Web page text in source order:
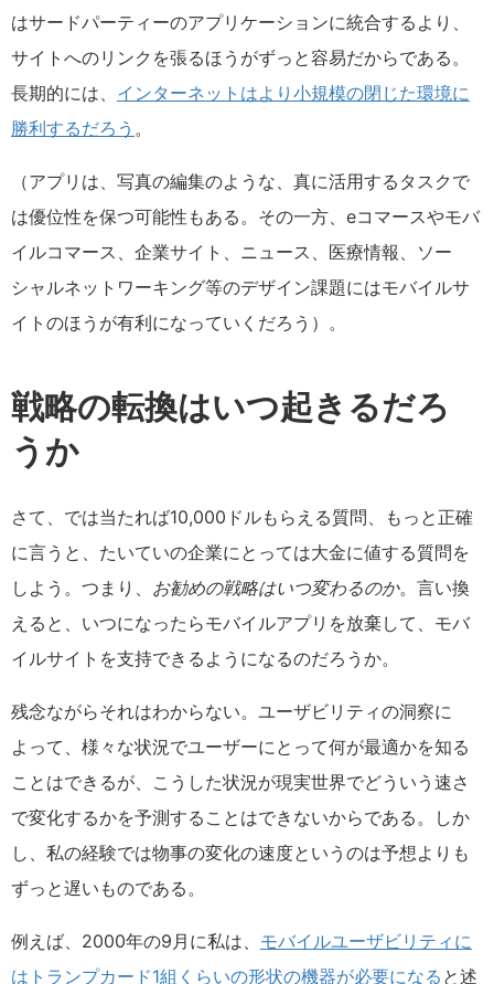
はサードパーティーのアプリケーションに統合するより、
サイトへのリンクを張るほうがずっと容易だからである。
長期的には、 インターネットはより小規模の閉じた環境に
勝利するだろう 。
（アプリは、写真の編集のような、真に活用するタスクで
は優位性を保つ可能性もある。その一方、eコマースやモバ
イルコマース、企業サイト、ニュース、医療情報、ソー
シャルネットワーキング等のデザイン課題にはモバイルサ
イトのほうが有利になっていくだろう）。
戦略の転換はいつ起きるだろ
うか
さて、では当たれば10,000ドルもらえる質問、もっと正確
に言うと、たいていの企業にとっては大金に値する質問を
しよう。つまり、 お勧めの戦略はいつ変わるのか。言い換
えると、いつになったらモバイルアプリを放棄して、モバ
イルサイトを支持できるようになるのだろうか。
残念ながらそれはわからない。ユーザビリティの洞察に
よって、様々な状況でユーザーにとって何が最適かを知る
ことはできるが、こうした状況が現実世界でどういう速さ
で変化するかを予測することはできないからである。しか
し、私の経験では物事の変化の速度というのは予想よりも
ずっと遅いものである。
例えば、2000年の9月に私は、 モバイルユーザビリティに
はトランプカード1組くらいの形状の機器が必要になる と述